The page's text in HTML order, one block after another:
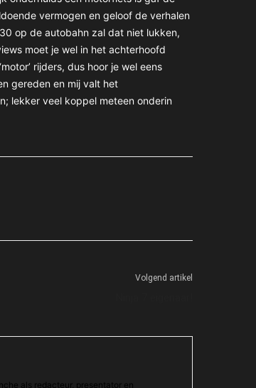
vermogen en geloof de verhalen
op de autobahn zal dat niet lukken,
moet je wel in het achterhoofd
rijders, dus hoor je wel eens
gereden en mij valt het
lekker veel koppel meteen onderin
Volgend artikel
als redacteur, presentator en